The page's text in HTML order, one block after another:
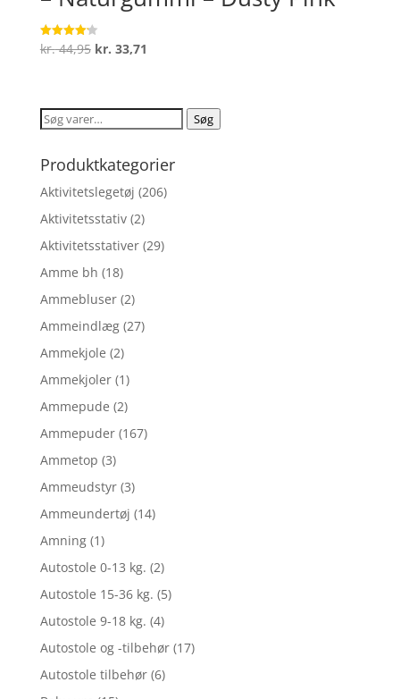
Vurderet
4.2
kr.44,95 Den
var:
kr. 44,95.
kr. 33,71
er:
kr. 33,71.
Søg
Søg
Produktkategorier
Aktivitetslegetøj (206)
Aktivitetsstativ (2)
Aktivitetsstativer (29)
Amme bh (18)
Ammebluser (2)
Ammeindlæg (27)
Ammekjole (2)
Ammekjoler (1)
Ammepude (2)
Ammepuder (167)
Ammetop (3)
Ammeudstyr (3)
Ammeundertøj (14)
Amning (1)
Autostole 0-13 kg. (2)
Autostole 15-36 kg. (5)
Autostole 9-18 kg. (4)
Autostole og -tilbehør (17)
Autostole tilbehør (6)